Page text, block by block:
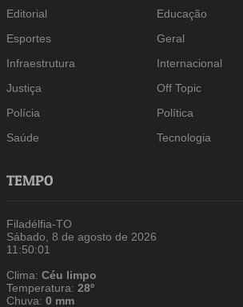
Editorial
Educação
Esportes
Geral
Infraestrutura
Internacional
Justiça
Off Topic
Polícia
Política
Saúde
Tecnologia
TEMPO
Filadélfia-TO
Sábado, 8 de agosto de 2026
11:50:01
Clima:Céu limpo
Temperatura:28º
Chuva:0 mm